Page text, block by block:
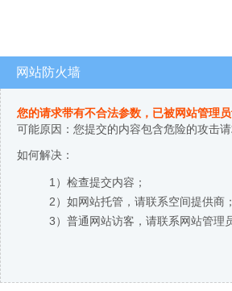
网站防火墙
您的请求带有不合法参数，已被网站管理员
可能原因：您提交的内容包含危险的攻击
如何解决：
1）检查提交内容；
2）如网站托管，请联系空间提供商；
3）普通网站访客，请联系网站管理